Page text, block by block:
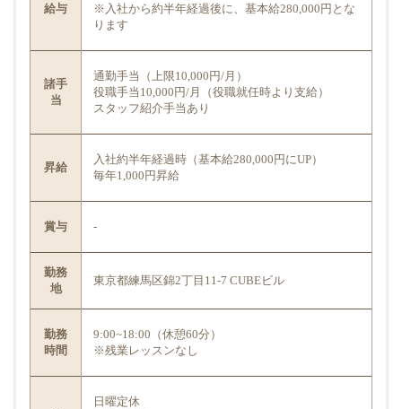
給与
※入社から約半年経過後に、基本給280,000円とな
ります
諸手
当
通勤手当（上限10,000円/月）
役職手当10,000円/月（役職就任時より支給）
スタッフ紹介手当あり
昇給
入社約半年経過時（基本給280,000円にUP）
毎年1,000円昇給
賞与 -
勤務
地
東京都練馬区錦2丁目11-7 CUBEビル
勤務
時間
9:00~18:00（休憩60分）
※残業レッスンなし
日曜定休